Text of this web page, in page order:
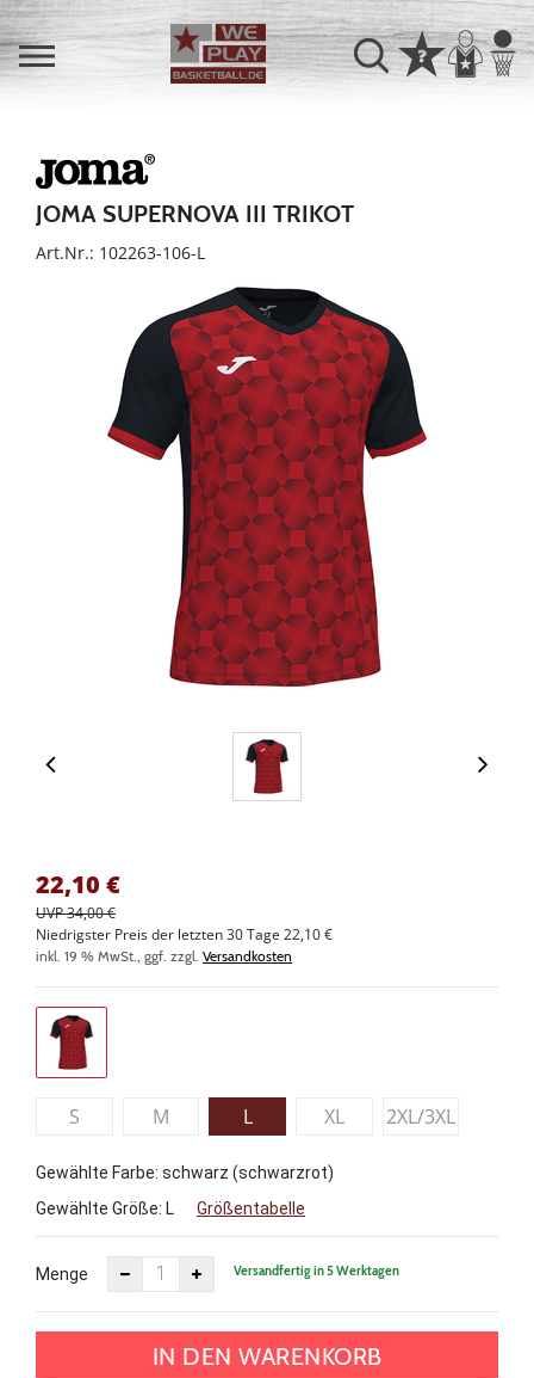
JOMA SUPERNOVA III TRIKOT
Art.Nr.: 102263-106-L
22,10 €
UVP 34,00 €
Niedrigster Preis der letzten 30 Tage 22,10 €
inkl. 19 % MwSt., ggf. zzgl. Versandkosten
S M L XL 2XL/3XL
Gewählte Farbe: schwarz (schwarzrot)
Gewählte Größe: L Größentabelle
Menge Versandfertig in 5 Werktagen
IN DEN WARENKORB